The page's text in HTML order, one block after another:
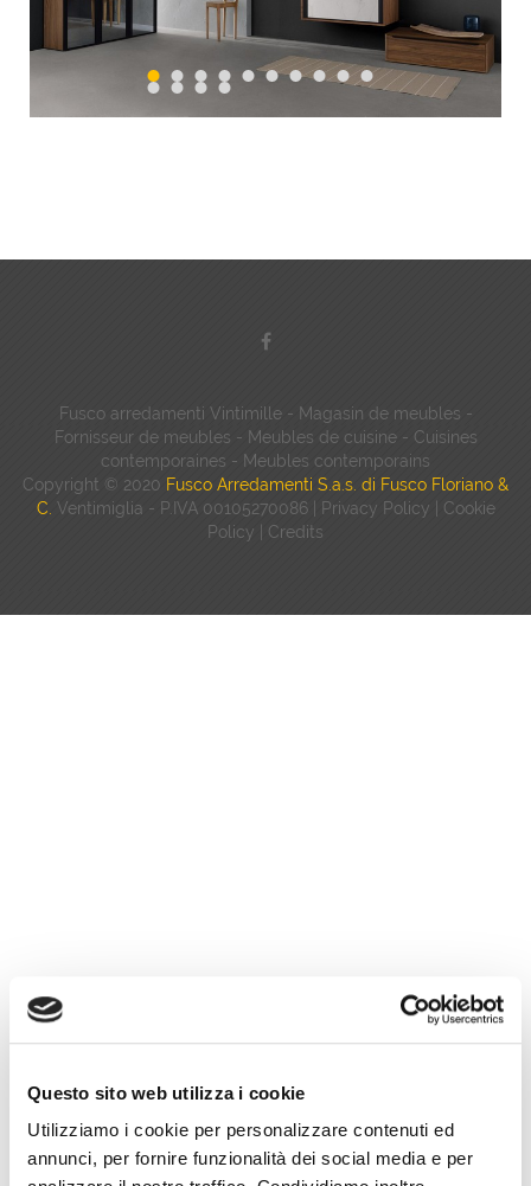
Questo sito web utilizza i cookie
Utilizziamo i cookie per personalizzare contenuti ed
annunci, per fornire funzionalità dei social media e per
1 2 3 4 5 6 7 8 9 10
11 12 13 14
Fusco arredamenti Vintimille - Magasin de meubles -
Fornisseur de meubles - Meubles de cuisine - Cuisines
contemporaines - Meubles contemporains
Copyright © 2020 Fusco Arredamenti S.a.s. di Fusco Floriano &
C. Ventimiglia - P.IVA 00105270086 | Privacy Policy
Cookie
Policy
Credits